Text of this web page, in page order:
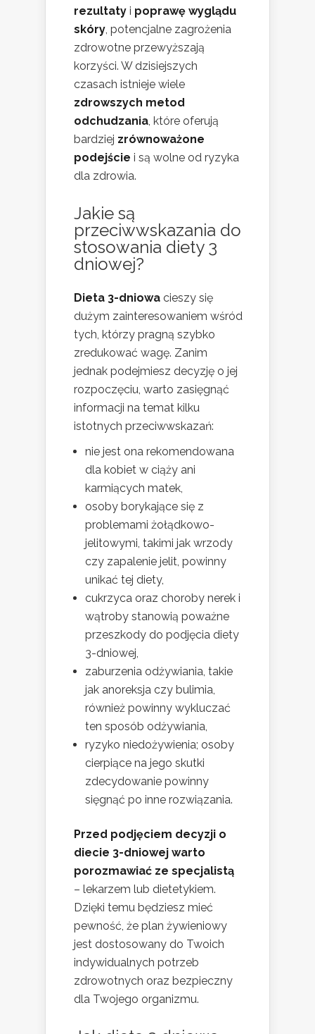
rezultaty i poprawę wyglądu
skóry , potencjalne zagrożenia
zdrowotne przewyższają
korzyści. W dzisiejszych
czasach istnieje wiele
zdrowszych metod
odchudzania , które oferują
bardziej zrównoważone
podejście i są wolne od ryzyka
dla zdrowia.
Jakie są
przeciwwskazania do
stosowania diety 3
dniowej?
Dieta 3-dniowa cieszy się
dużym zainteresowaniem wśród
tych, którzy pragną szybko
zredukować wagę. Zanim
jednak podejmiesz decyzję o jej
rozpoczęciu, warto zasięgnąć
informacji na temat kilku
istotnych przeciwwskazań:
nie jest ona rekomendowana
dla kobiet w ciąży ani
karmiących matek,
osoby borykające się z
problemami żołądkowo-
jelitowymi, takimi jak wrzody
czy zapalenie jelit, powinny
unikać tej diety,
cukrzyca oraz choroby nerek i
wątroby stanowią poważne
przeszkody do podjęcia diety
3-dniowej,
zaburzenia odżywiania, takie
jak anoreksja czy bulimia,
również powinny wykluczać
ten sposób odżywiania,
ryzyko niedożywienia; osoby
cierpiące na jego skutki
zdecydowanie powinny
sięgnąć po inne rozwiązania.
Przed podjęciem decyzji o
diecie 3-dniowej warto
porozmawiać ze specjalistą
– lekarzem lub dietetykiem.
Dzięki temu będziesz mieć
pewność, że plan żywieniowy
jest dostosowany do Twoich
indywidualnych potrzeb
zdrowotnych oraz bezpieczny
dla Twojego organizmu.